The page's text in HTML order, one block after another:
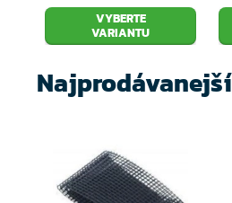
VYBERTE
VARIANTU